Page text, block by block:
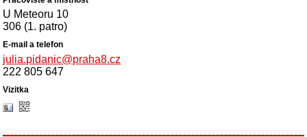
U Meteoru 10
306 (1. patro)
julia.pidanic@praha8.cz
222 805 647